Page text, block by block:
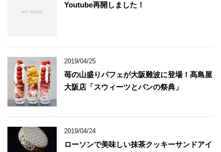
Youtube再開しました！
2019/04/25
苺の山盛りパフェが大阪難波に登場！髙島屋
大阪店「スウィーツとパンの祭典」
2019/04/24
ローソンで美味しい抹茶クッキーサンドアイ